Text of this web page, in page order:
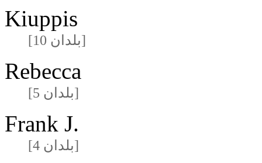
Kiuppis
[10 بلدان]
Rebecca
[5 بلدان]
Frank J.
[4 بلدان]